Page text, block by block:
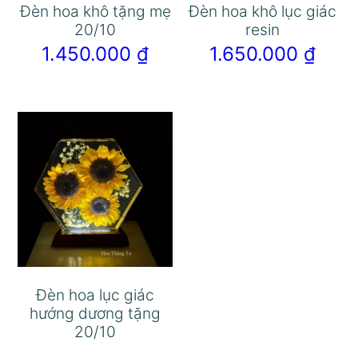
Đèn hoa khô tặng mẹ
20/10
1.450.000 ₫
Đèn hoa khô lục giác
resin
1.650.000 ₫
Đèn hoa lục giác
hướng dương tặng
20/10